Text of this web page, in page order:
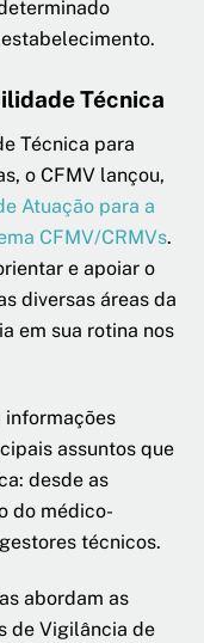
Técnica
Técnica para
o CFMV lançou,
Atuação para a
CFMV/CRMVs.
e apoiar o
diversas áreas da
em sua rotina nos
assuntos que
desde as
do médico-
técnicos.
abordam as
de Vigilância de